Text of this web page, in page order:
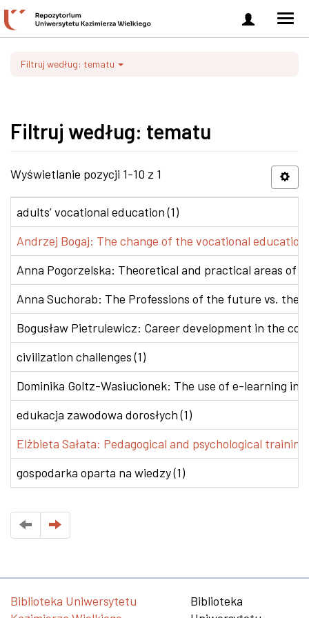
Zaloguj
się
Filtruj według: tematu
Filtruj według: tematu
Wyświetlanie pozycji 1-10 z 1
adults’ vocational education (1)
Andrzej Bogaj: The change of the vocational
Anna Pogorzelska: Theoretical and practical areas of
Anna Suchorab: The Professions of the future vs. the
Bogusław Pietrulewicz: Career development in the
civilization challenges (1)
Dominika Goltz-Wasiucionek: The use of e-learning in
edukacja zawodowa dorosłych (1)
Elżbieta Sałata: Pedagogical and psychological
gospodarka oparta na wiedzy (1)
Biblioteka Uniwersytetu
Biblioteka